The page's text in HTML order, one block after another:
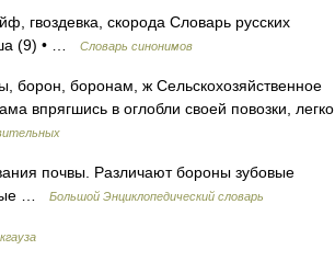
гвоздевка, скорода Словарь русских
(9) • …
Словарь синонимов
боронам, ж Сельскохозяйственное
впрягшись в оглобли своей повозки, легко
почвы. Различают бороны зубовые
…
Большой Энциклопедический словарь